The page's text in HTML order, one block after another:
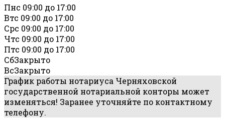
Пнс 09:00 до 17:00
Втс 09:00 до 17:00
Срс 09:00 до 17:00
Чтс 09:00 до 17:00
Птс 09:00 до 17:00
СбЗакрыто
ВсЗакрыто
График работы нотариуса Черняховской
государственной нотариальной конторы может
изменяться! Заранее уточняйте по контактному
телефону.